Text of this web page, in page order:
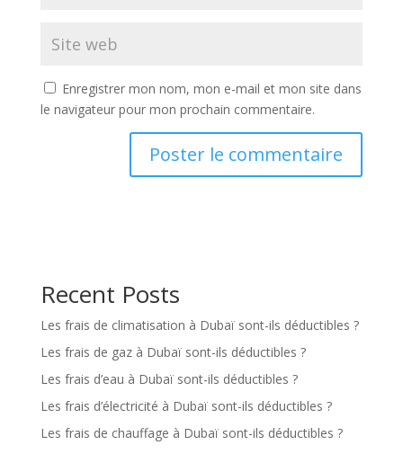
Enregistrer mon nom, mon e-mail et mon site dans
le navigateur pour mon prochain commentaire.
Recent Posts
Les frais de climatisation à Dubaï sont-ils déductibles ?
Les frais de gaz à Dubaï sont-ils déductibles ?
Les frais d’eau à Dubaï sont-ils déductibles ?
Les frais d’électricité à Dubaï sont-ils déductibles ?
Les frais de chauffage à Dubaï sont-ils déductibles ?